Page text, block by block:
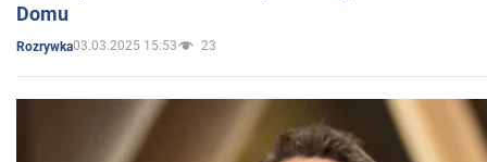
Domu
Rozrywka03.03.2025 15:53 23